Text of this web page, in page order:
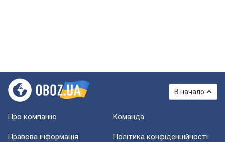
В начало
Про компанію Команда
Правова інформація Політика конфіденційності